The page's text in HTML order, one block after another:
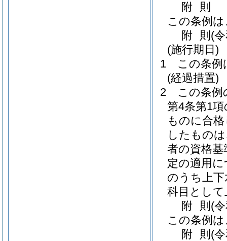
附 則
この条例
附 則 (
(施行期日)
1
この条例
(経過措置)
2
この条例
第4条第1
ものに合
したもの
者の資格基
定の適用
のうち上
科目とし
附 則 (
この条例
附 則 (